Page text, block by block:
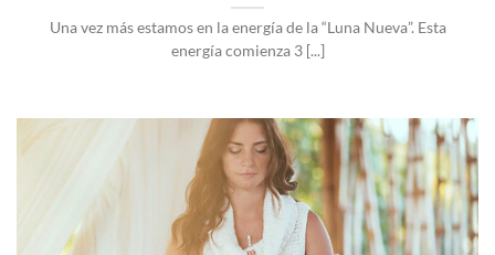
Una vez más estamos en la energía de la “Luna Nueva”. Esta
energía comienza 3 [...]